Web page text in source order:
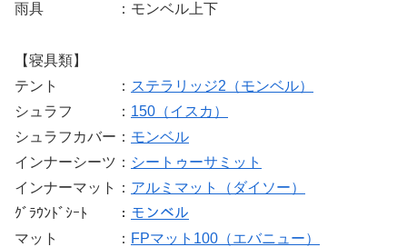
雨具 ：モンベル上下
【寝具類】
テント ： ステラリッジ2（モンベル）
シュラフ ： 150（イスカ）
シュラフカバー： モンベル
インナーシーツ： シートゥーサミット
インナーマット： アルミマット（ダイソー）
ｸﾞﾗｳﾝﾄﾞｼｰﾄ ： モンベル
マット ： FPマット100（エバニュー）